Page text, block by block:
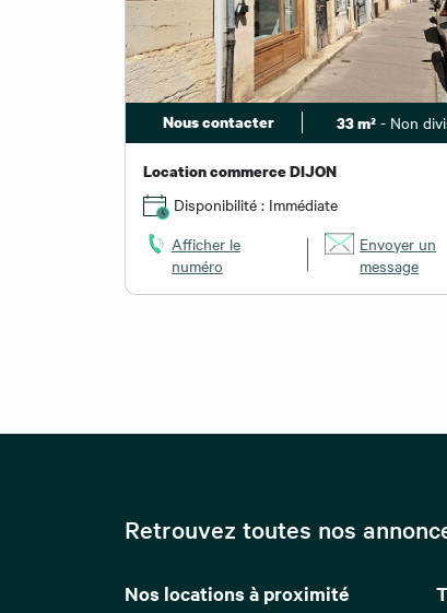
Nous contacter 33 m²- Non
Location commerce DIJON
Disponibilité : Immédiate
Afficher le
numéro
Envoyer un
message
Retrouvez toutes nos
Nos locations à proximité